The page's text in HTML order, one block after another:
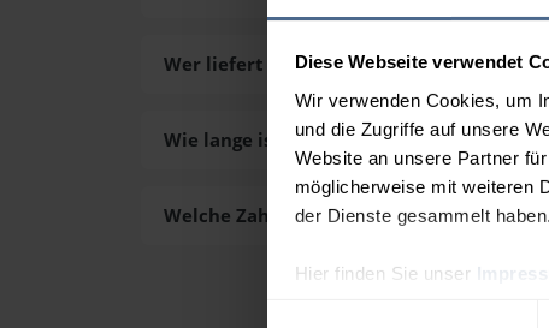
Diese Webseite verwendet
Wir verwenden Cookies, um
und die Zugriffe auf unsere
Website an unsere Partner
möglicherweise mit weiteren
der Dienste gesammelt haben.
Hier finden Sie unser
Wer liefert das Heizöl in Taiskirchen im
Wie lange ist die Lieferzeit des Heizöls in
Welche Zahlungsarten gibt es?